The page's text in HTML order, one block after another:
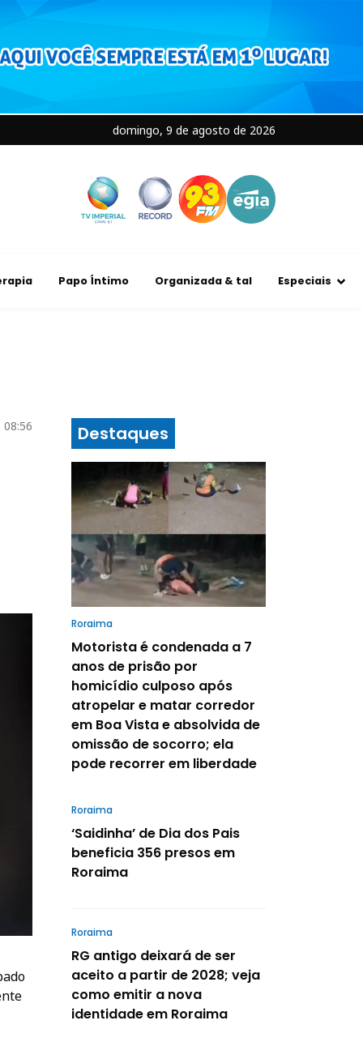
domingo, 9 de agosto de 2026
Papo Íntimo Organizada & tal Especiais
Destaques
Roraima
Motorista é condenada a 7
anos de prisão por
homicídio culposo após
atropelar e matar corredor
em Boa Vista e absolvida de
omissão de socorro; ela
pode recorrer em liberdade
Roraima
‘Saidinha’ de Dia dos Pais
beneficia 356 presos em
Roraima
Roraima
RG antigo deixará de ser
aceito a partir de 2028; veja
como emitir a nova
identidade em Roraima